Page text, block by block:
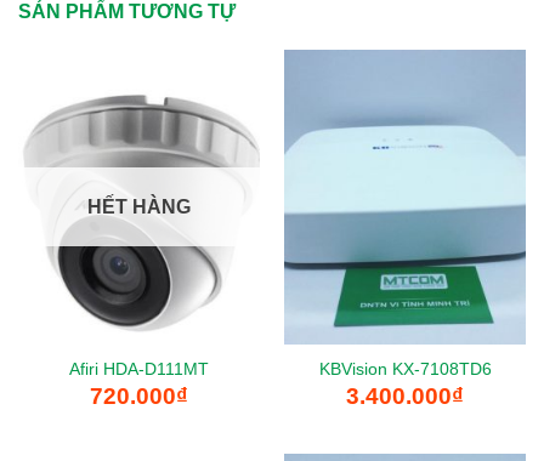
SẢN PHẨM TƯƠNG TỰ
HẾT HÀNG
Afiri HDA-D111MT
720.000₫
KBVision KX-7108TD6
3.400.000₫